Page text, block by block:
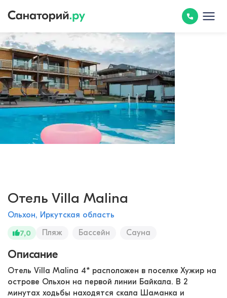
Отель Villa Malina
Ольхон, Иркутская область
7,0
Пляж Бассейн Сауна
Описание
Отель Villa Malina 4* расположен в поселке Хужир на
острове Ольхон на первой линии Байкала. В 2
минутах ходьбы находятся скала Шаманка и